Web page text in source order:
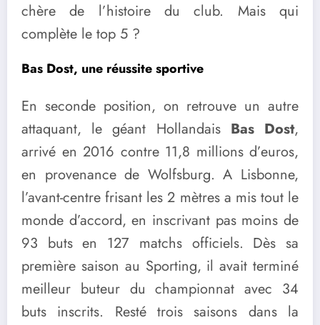
chère de l’histoire du club. Mais qui
complète le top 5 ?
Bas Dost, une réussite sportive
En seconde position, on retrouve un autre
attaquant, le géant Hollandais Bas Dost,
arrivé en 2016 contre 11,8 millions d’euros,
en provenance de Wolfsburg. A Lisbonne,
l’avant-centre frisant les 2 mètres a mis tout le
monde d’accord, en inscrivant pas moins de
93 buts en 127 matchs officiels. Dès sa
première saison au Sporting, il avait terminé
meilleur buteur du championnat avec 34
buts inscrits. Resté trois saisons dans la